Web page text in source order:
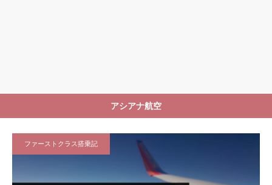
アシアナ航空
ファーストクラス搭乗記